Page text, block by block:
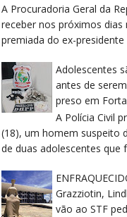
A Procuradoria Geral da
receber nos próximos
premiada do ex-presidente
Adolescentes
antes de
preso em
A Polícia Civil
(18), um homem suspeito
de duas adolescentes
Grazziotin,
vão ao STF